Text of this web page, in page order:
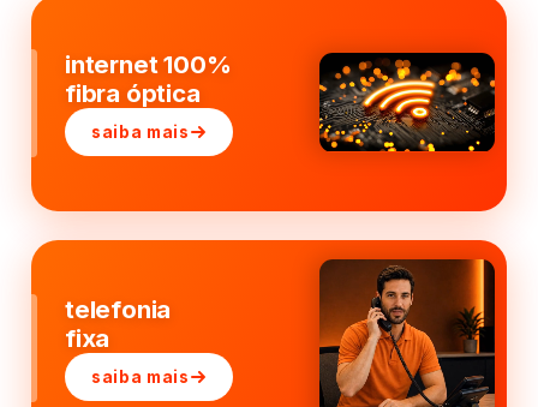
internet 100%
fibra óptica
saiba mais
telefonia
fixa
saiba mais